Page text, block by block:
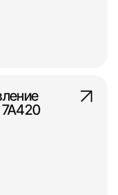
7А420